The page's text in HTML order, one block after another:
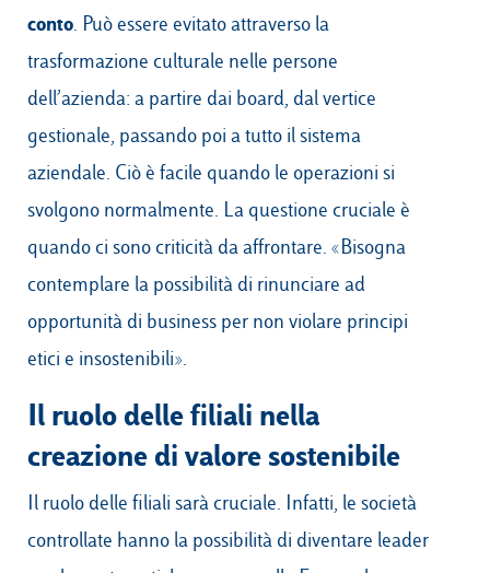
conto . Può essere evitato attraverso la
trasformazione culturale nelle persone
dell’azienda: a partire dai board, dal vertice
gestionale, passando poi a tutto il sistema
aziendale. Ciò è facile quando le operazioni si
svolgono normalmente. La questione cruciale è
quando ci sono criticità da affrontare. «Bisogna
contemplare la possibilità di rinunciare ad
opportunità di business per non violare principi
etici e insostenibili».
Il ruolo delle filiali nella
creazione di valore sostenibile
Il ruolo delle filiali sarà cruciale. Infatti, le società
controllate hanno la possibilità di diventare leader